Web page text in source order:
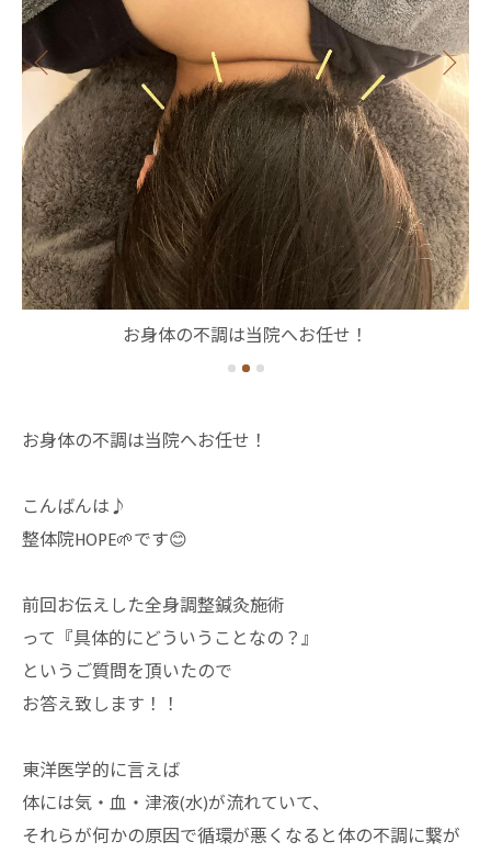
お身体の不調は当院へお任せ！
お身体の不調は当院へお任せ！
こんばんは♪
整体院HOPE🌱です😊
前回お伝えした全身調整鍼灸施術
って『具体的にどういうことなの？』
というご質問を頂いたので
お答え致します！！
東洋医学的に言えば
体には気・血・津液(水)が流れていて、
それらが何かの原因で循環が悪くなると体の不調に繋が